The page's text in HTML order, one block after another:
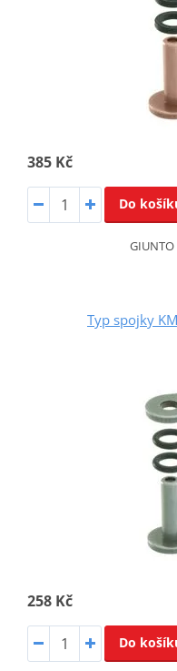
385 Kč
Do
GIUNTO
Typ spojky
258 Kč
Do